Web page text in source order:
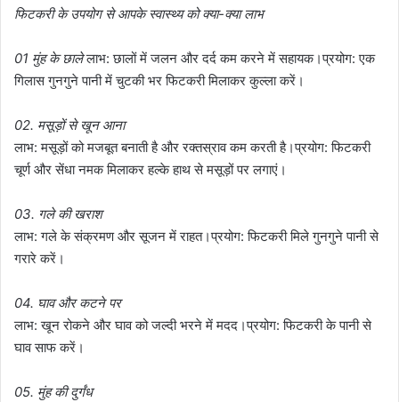
फिटकरी के उपयोग से आपके स्वास्थ्य को क्या-क्या लाभ
01 मुंह के छालेलाभ: छालों में जलन और दर्द कम करने में सहायक।प्रयोग: एक
गिलास गुनगुने पानी में चुटकी भर फिटकरी मिलाकर कुल्ला करें।
02. मसूड़ों से खून आना
लाभ: मसूड़ों को मजबूत बनाती है और रक्तस्राव कम करती है।प्रयोग: फिटकरी
चूर्ण और सेंधा नमक मिलाकर हल्के हाथ से मसूड़ों पर लगाएं।
03. गले की खराश
लाभ: गले के संक्रमण और सूजन में राहत।प्रयोग: फिटकरी मिले गुनगुने पानी से
गरारे करें।
04. घाव और कटने पर
लाभ: खून रोकने और घाव को जल्दी भरने में मदद।प्रयोग: फिटकरी के पानी से
घाव साफ करें।
05. मुंह की दुर्गंध